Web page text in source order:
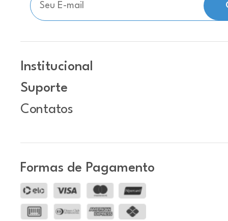
Institucional
Suporte
Contatos
Formas de Pagamento